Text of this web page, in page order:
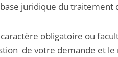
juridique du traitement
obligatoire ou
de votre demande et le